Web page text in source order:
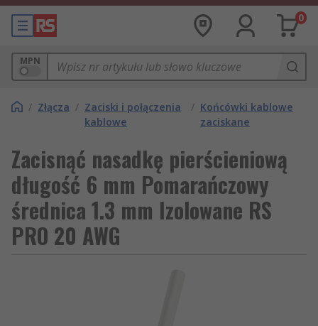
0
MPN
/ Złącza / Zaciski i połączenia
kablowe
/ Końcówki kablowe
zaciskane
Zacisnąć nasadkę pierścieniową
długość 6 mm Pomarańczowy
średnica 1.3 mm Izolowane RS
PRO 20 AWG